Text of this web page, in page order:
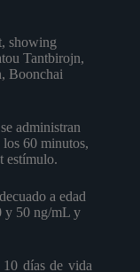
showing
Tantbirojn,
Boonchai
administran
60 minutos,
estímulo.
a edad
y 50 ng/mL y
días de vida